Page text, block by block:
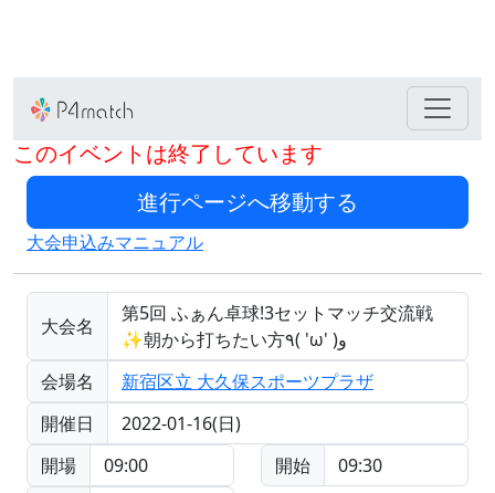
このイベントは終了しています
大会申込みマニュアル
大会名
第5回 ふぁん卓球!3セットマッチ交流戦
✨朝から打ちたい方٩( 'ω' )و
会場名
新宿区立 大久保スポーツプラザ
開催日
2022-01-16(日)
開場
09:00 開始
09:30